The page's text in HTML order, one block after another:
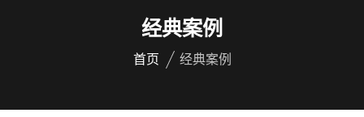
经典案例
首页 经典案例